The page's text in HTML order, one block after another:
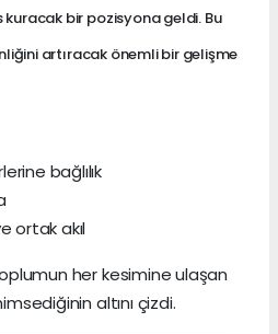
bir pozisyona geldi. Bu
artıracak önemli bir gelişme
bağlılık
ortak akıl
her kesimine ulaşan
altını çizdi.